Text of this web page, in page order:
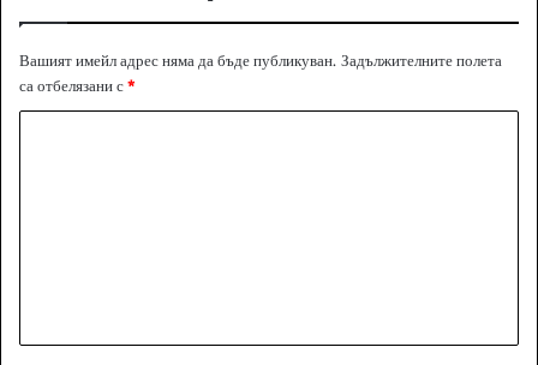
Вашият имейл адрес няма да бъде публикуван. Задължителните полета
са отбелязани с*
а